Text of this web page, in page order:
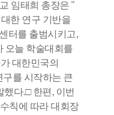
임태희 총장은 "
한 연구 기반을
터를 출범시키고,
오늘 학술대회를
대한민국의
구를 시작하는 큰
다.□ 한편, 이번
칙에 따라 대회장